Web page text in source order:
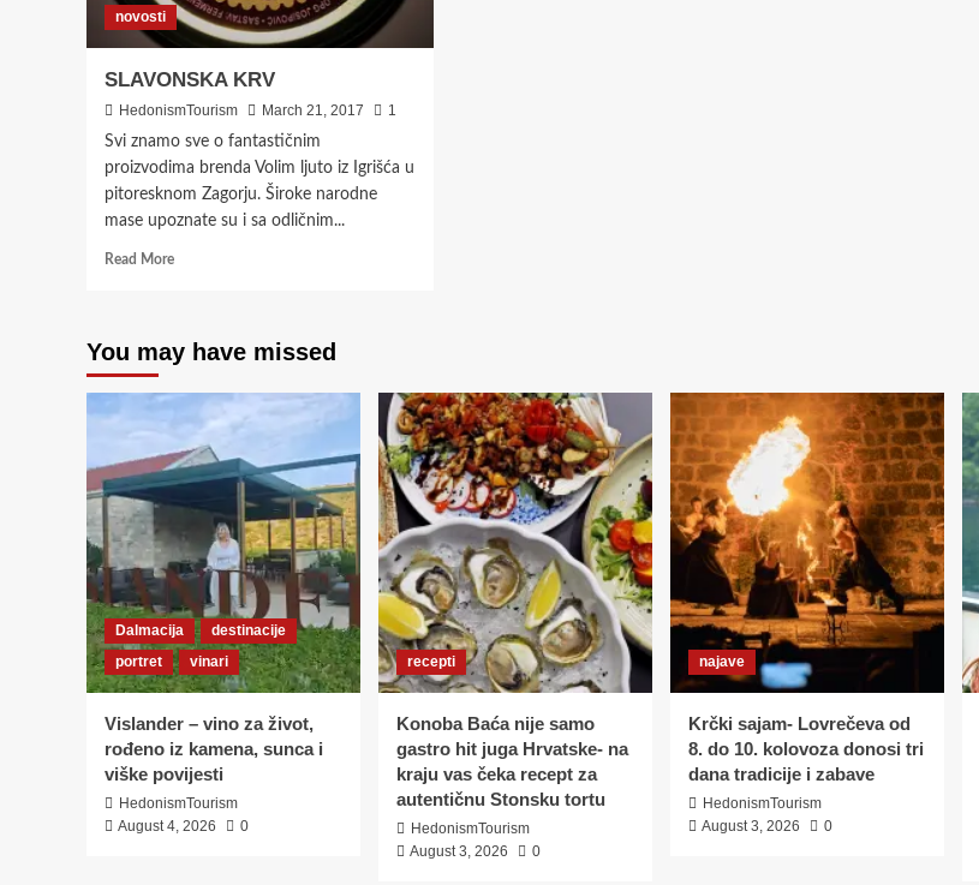
novosti
SLAVONSKA KRV
HedonismTourism March 21, 2017
1
Svi znamo sve o fantastičnim
proizvodima brenda Volim ljuto iz Igrišća u
pitoresknom Zagorju. Široke narodne
mase upoznate su i sa odličnim...
Read MoreRead
KRV
You may have missed
Dalmacija
destinacije
portret
vinari
Vislander – vino za život,
rođeno iz kamena, sunca i
viške povijesti
HedonismTourism
August 4, 2026
0
recepti
Konoba Baća nije samo
gastro hit juga Hrvatske- na
kraju vas čeka recept za
autentičnu Stonsku tortu
HedonismTourism
August 3, 2026
0
najave
Krčki sajam- Lovrečeva od
8. do 10. kolovoza donosi tri
dana tradicije i zabave
HedonismTourism
August 3, 2026
0